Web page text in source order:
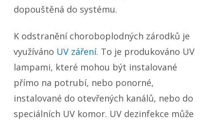
dopouštěná do systému.
K odstranění choroboplodných zárodků je
využíváno UV záření. To je produkováno UV
lampami, které mohou být instalované
přímo na potrubí, nebo ponorné,
instalované do otevřených kanálů, nebo do
speciálních UV komor. UV dezinfekce může